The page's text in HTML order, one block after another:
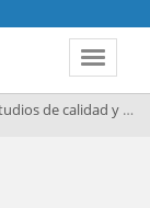
Toggle
de calidad y seguridad de productos